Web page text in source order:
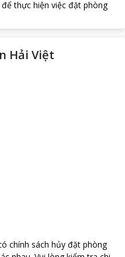
thực hiện việc đặt phòng
Hải Việt
chính sách hủy đặt phòng